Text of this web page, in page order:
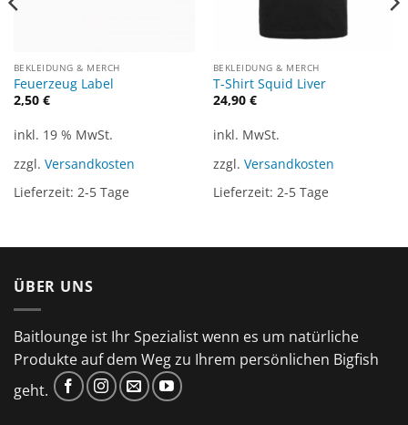
BEKLEIDUNG & MERCH
Feuerzeug Label
2,50 €
inkl. 19 % MwSt.
zzgl. Versandkosten
Lieferzeit: 2-5 Tage
BEKLEIDUNG & MERCH
T-Shirt Squid Liver
24,90 €
inkl. MwSt.
zzgl. Versandkosten
Lieferzeit: 2-5 Tage
ÜBER UNS
Baitlounge ist Ihr Spezialist wenn es um natürliche
Produkte auf dem Weg zu Ihrem persönlichen Bigfish
geht.